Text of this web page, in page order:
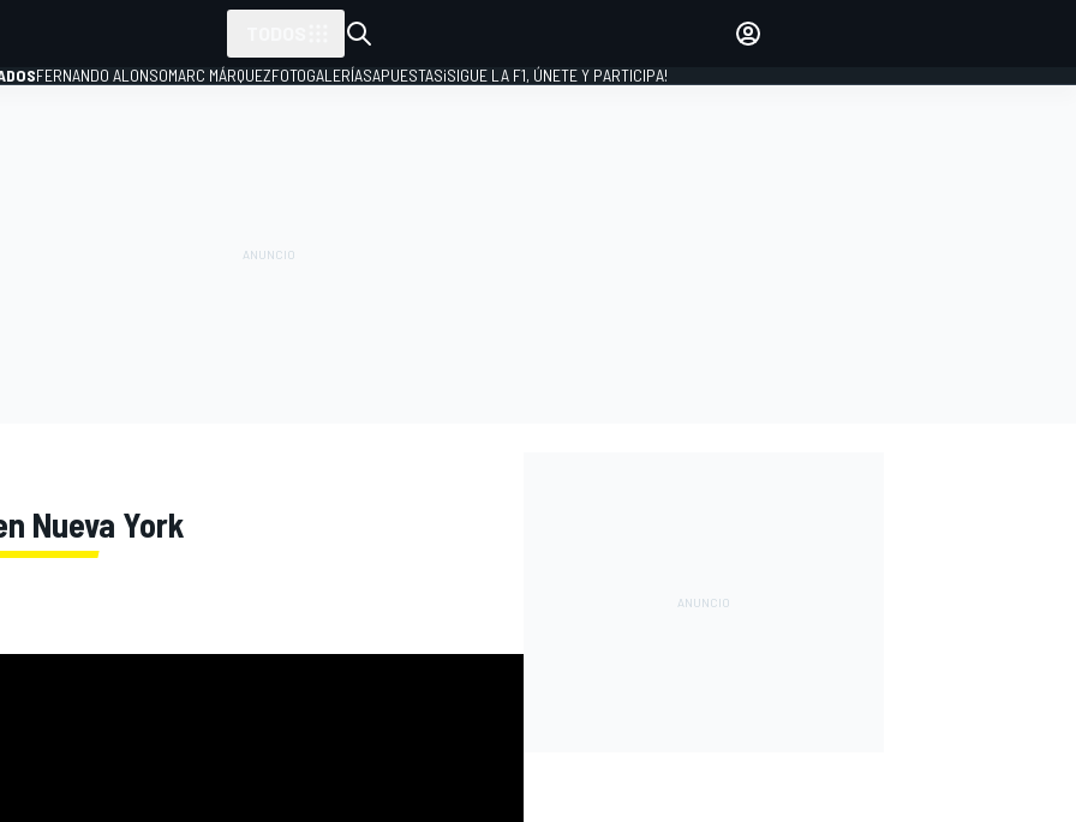
FERNANDO ALONSOMARC MÁRQUEZFOTOGALERÍASAPUESTAS¡SIGUE LA F1, ÚNETE Y PARTICIPA!
Nueva York